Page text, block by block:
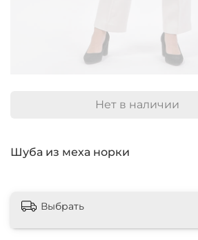
Шуба из меха норки
Нет в наличии
Выбрать